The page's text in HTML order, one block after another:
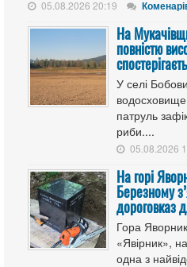
05.08.2026 20:19
На
повністю
У селі
патруль
риби....
05.08.2026
На горі
Березному
дороговказ
Гора
«Явірник»,
одна з